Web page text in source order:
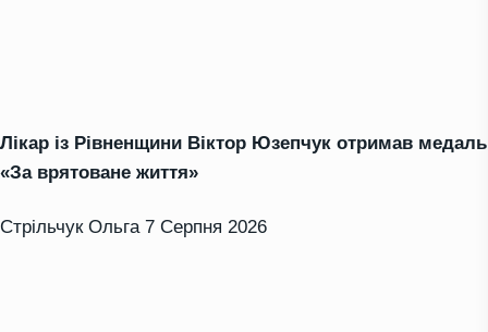
Лікар із Рівненщини Віктор Юзепчук отримав медаль
«За врятоване життя»
Стрільчук Ольга 7 Серпня 2026